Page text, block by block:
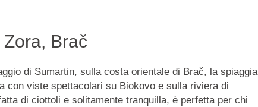
Brač
di Sumartin, sulla costa orientale di Brač, la spiaggia
con viste spettacolari su Biokovo e sulla riviera di
di ciottoli e solitamente tranquilla, è perfetta per chi